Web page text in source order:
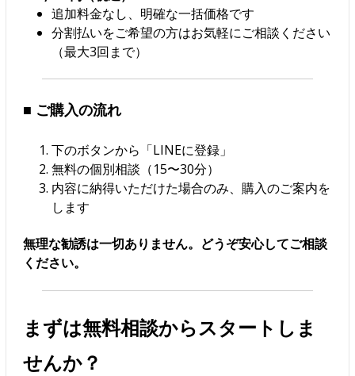
追加料金なし、明確な一括価格です
分割払いをご希望の方はお気軽にご相談ください
（最大3回まで）
■ ご購入の流れ
下のボタンから「LINEに登録」
無料の個別相談（15〜30分）
内容に納得いただけた場合のみ、購入のご案内を
します
無理な勧誘は一切ありません。どうぞ安心してご相談
ください。
まずは無料相談からスタートしま
せんか？